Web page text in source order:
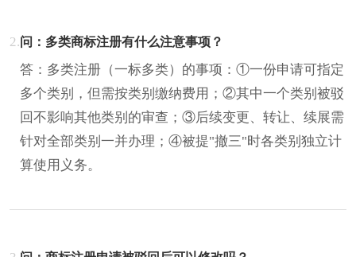
2.问：多类商标注册有什么注意事项？
答：多类注册（一标多类）的事项：①一份申请可指定
多个类别，但需按类别缴纳费用；②其中一个类别被驳
回不影响其他类别的审查；③后续变更、转让、续展需
针对全部类别一并办理；④被提"撤三"时各类别独立计
算使用义务。